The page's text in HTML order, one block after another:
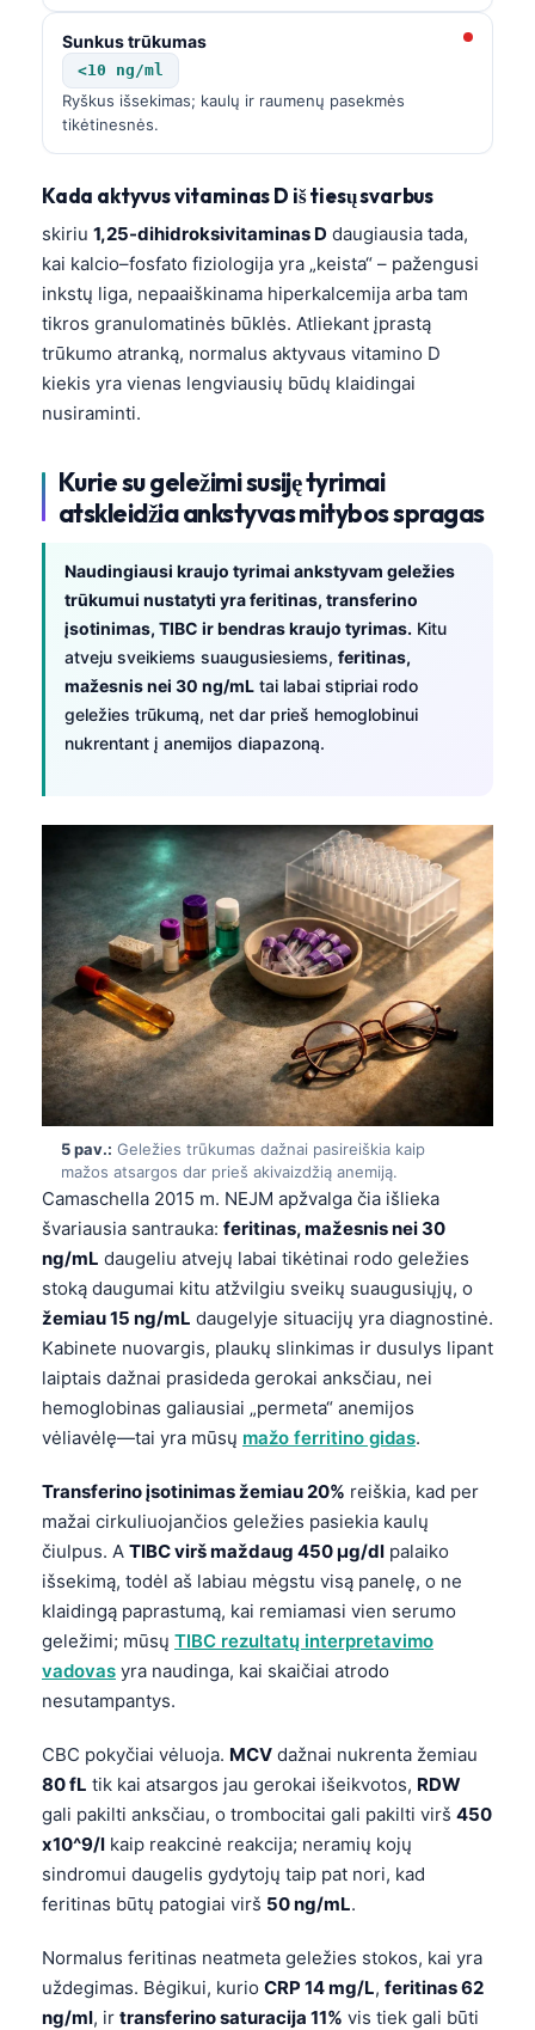
Sunkus trūkumas
<10 ng/ml
Ryškus išsekimas; kaulų ir raumenų pasekmės
tikėtinesnės.
Kada aktyvus vitaminas D iš tiesų svarbus
skiriu 1,25-dihidroksivitaminas D daugiausia tada,
kai kalcio–fosfato fiziologija yra „keista“ – pažengusi
inkstų liga, nepaaiškinama hiperkalcemija arba tam
tikros granulomatinės būklės. Atliekant įprastą
trūkumo atranką, normalus aktyvaus vitamino D
kiekis yra vienas lengviausių būdų klaidingai
nusiraminti.
Kurie su geležimi susiję tyrimai
atskleidžia ankstyvas mitybos spragas
Naudingiausi kraujo tyrimai ankstyvam geležies
trūkumui nustatyti yra feritinas, transferino
įsotinimas, TIBC ir bendras kraujo tyrimas. Kitu
atveju sveikiems suaugusiesiems, feritinas,
mažesnis nei 30 ng/mL tai labai stipriai rodo
geležies trūkumą, net dar prieš hemoglobinui
nukrentant į anemijos diapazoną.
5 pav.: Geležies trūkumas dažnai pasireiškia kaip
mažos atsargos dar prieš akivaizdžią anemiją.
Camaschella 2015 m. NEJM apžvalga čia išlieka
švariausia santrauka: feritinas, mažesnis nei 30
ng/mL daugeliu atvejų labai tikėtinai rodo geležies
stoką daugumai kitu atžvilgiu sveikų suaugusiųjų, o
žemiau 15 ng/mL daugelyje situacijų yra diagnostinė.
Kabinete nuovargis, plaukų slinkimas ir dusulys lipant
laiptais dažnai prasideda gerokai anksčiau, nei
hemoglobinas galiausiai „permeta“ anemijos
vėliavėlę—tai yra mūsų mažo ferritino gidas.
Transferino įsotinimas žemiau 20% reiškia, kad per
mažai cirkuliuojančios geležies pasiekia kaulų
čiulpus. A TIBC virš maždaug 450 µg/dl palaiko
išsekimą, todėl aš labiau mėgstu visą panelę, o ne
klaidingą paprastumą, kai remiamasi vien serumo
geležimi; mūsų TIBC rezultatų interpretavimo
vadovas yra naudinga, kai skaičiai atrodo
nesutampantys.
CBC pokyčiai vėluoja. MCV dažnai nukrenta žemiau
80 fL tik kai atsargos jau gerokai išeikvotos, RDW
gali pakilti anksčiau, o trombocitai gali pakilti virš 450
x10^9/l kaip reakcinė reakcija; neramių kojų
sindromui daugelis gydytojų taip pat nori, kad
feritinas būtų patogiai virš 50 ng/mL.
Normalus feritinas neatmeta geležies stokos, kai yra
uždegimas. Bėgikui, kurio CRP 14 mg/L, feritinas 62
ng/ml, ir transferino saturacija 11% vis tiek gali būti
Slovenčina
كوردی‎
سنڌي
සිංහල
অসমীয়া
Galego
Македонски јазик
Euskara
Gàidhlig
العربية المغربية
Afrikaans
Монгол
ພາສາລາວ
Basa Jawa
Cebuano
ئۇيغۇرچە
Кыргызча
Беларуская мова
Frysk
Ślōnskŏ gŏdka
Norsk bokmål